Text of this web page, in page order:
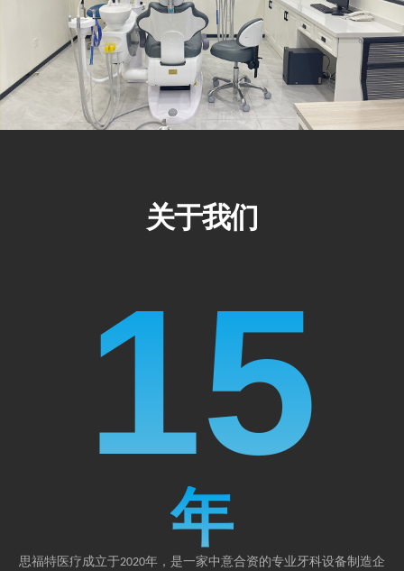
关于我们
15
年
思福特医疗成立于2020年，是一家中意合资的专业牙科设备制造企